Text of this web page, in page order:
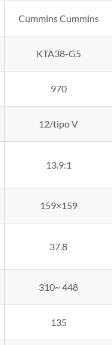
Cummins Cummins
KTA38-G5
970
12/tipo V
13.9:1
159×159
37.8
310~ 448
135